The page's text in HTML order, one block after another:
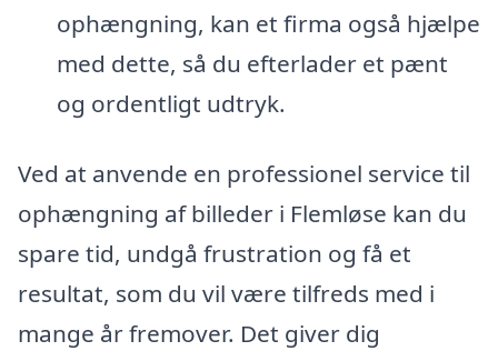
ophængning, kan et firma også hjælpe
med dette, så du efterlader et pænt
og ordentligt udtryk.
Ved at anvende en professionel service til
ophængning af billeder i Flemløse kan du
spare tid, undgå frustration og få et
resultat, som du vil være tilfreds med i
mange år fremover. Det giver dig